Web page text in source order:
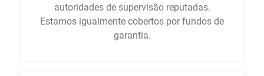
autoridades de supervisão reputadas.
Estamos igualmente cobertos por fundos de
garantia.